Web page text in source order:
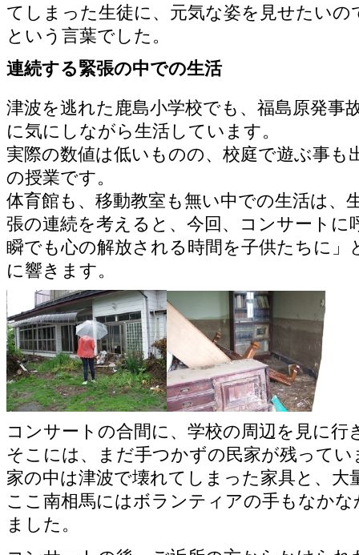
てしまった生徒に、元気な姿を見せたいの
という言葉でした。
連続する緊張の中での生活
津波を逃れた鹿島小学校でも、福島原発事
に気にしながら生活しています。
実際の数値は低いものの、校庭で遊ぶ事も
の授業です。
体育館も、移動教室も無い中での生活は、
張の連続を考えると、今回、コンサートに
瞬でも心の解放される時間を子供たちに」
に響きます。
コンサートの合間に、学校の周辺を見に行
そこには、まだ手つかずの民家が残ってい
家の中は津波で壊れてしまった家具と、大
ここ南相馬にはボランティアの手もなか
ました。